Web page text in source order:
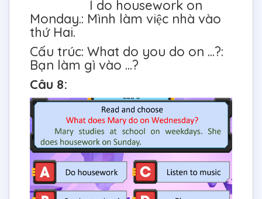
I do housework on
Monday.: Mình làm việc nhà vào
thứ Hai.
Cấu trúc: What do you do on ...?:
Bạn làm gì vào ...?
Câu 8: